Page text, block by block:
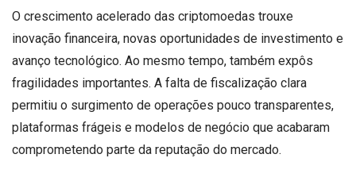
O crescimento acelerado das criptomoedas trouxe
inovação financeira, novas oportunidades de investimento e
avanço tecnológico. Ao mesmo tempo, também expôs
fragilidades importantes. A falta de fiscalização clara
permitiu o surgimento de operações pouco transparentes,
plataformas frágeis e modelos de negócio que acabaram
comprometendo parte da reputação do mercado.